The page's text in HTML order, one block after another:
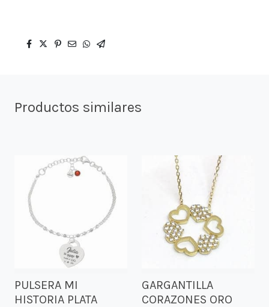
Productos similares
PULSERA MI
HISTORIA PLATA
GARGANTILLA
CORAZONES ORO